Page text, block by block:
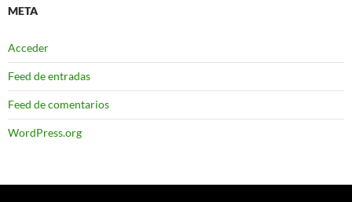
META
Acceder
Feed de entradas
Feed de comentarios
WordPress.org